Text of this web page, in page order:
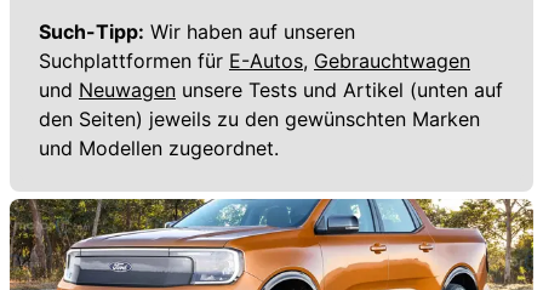
Such-Tipp: Wir haben auf unseren
Suchplattformen für E-Autos, Gebrauchtwagen
und Neuwagen unsere Tests und Artikel (unten auf
den Seiten) jeweils zu den gewünschten Marken
und Modellen zugeordnet.